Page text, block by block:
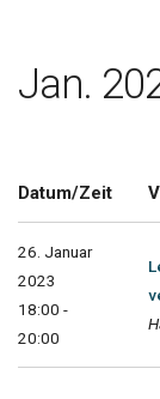
Jan.
Datum/Zeit
26. Januar
2023
18:00 -
20:00